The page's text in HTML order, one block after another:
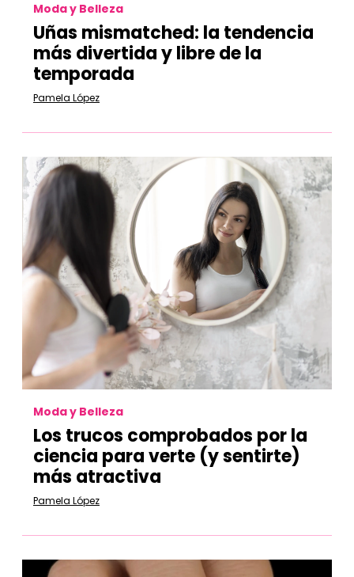
Moda y Belleza
Uñas mismatched: la tendencia
más divertida y libre de la
temporada
Pamela López
Moda y Belleza
Los trucos comprobados por la
ciencia para verte (y sentirte)
más atractiva
Pamela López